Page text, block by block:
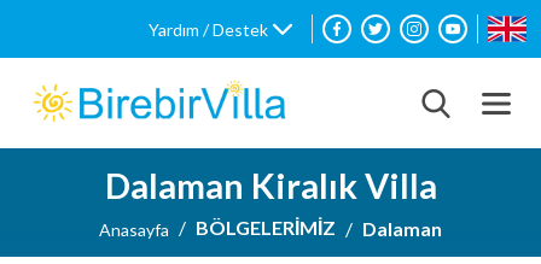
Yardım / Destek
Dalaman Kiralık Villa
Anasayfa BÖLGELERİMİZ Dalaman